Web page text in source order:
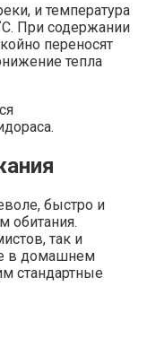
и температура
При содержании
переносят
тепла
быстро и
обитания.
так и
в домашнем
стандартные